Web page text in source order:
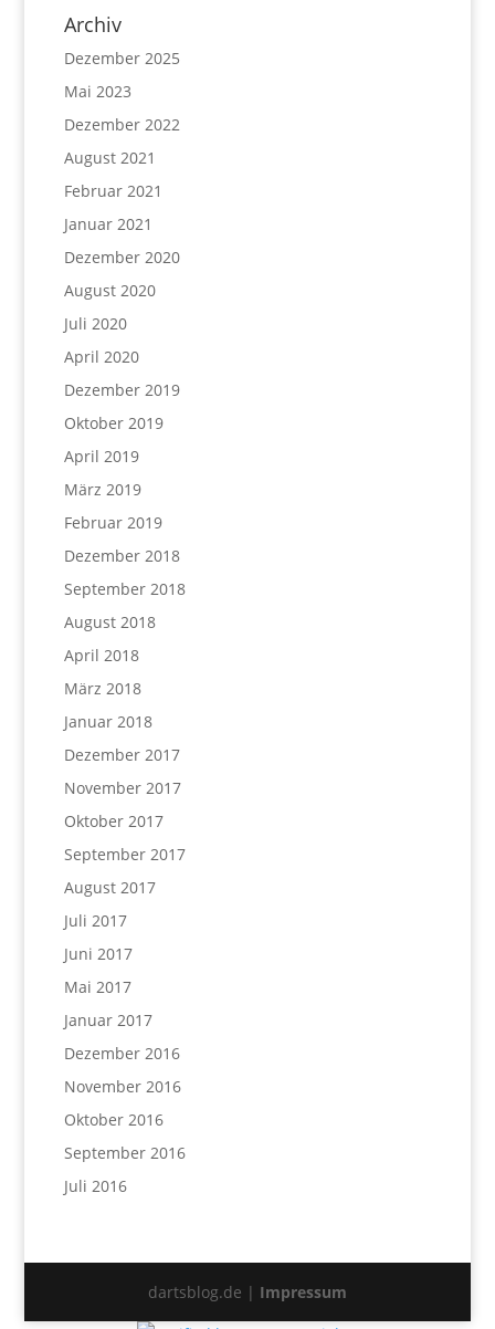
Archiv
Dezember 2025
Mai 2023
Dezember 2022
August 2021
Februar 2021
Januar 2021
Dezember 2020
August 2020
Juli 2020
April 2020
Dezember 2019
Oktober 2019
April 2019
März 2019
Februar 2019
Dezember 2018
September 2018
August 2018
April 2018
März 2018
Januar 2018
Dezember 2017
November 2017
Oktober 2017
September 2017
August 2017
Juli 2017
Juni 2017
Mai 2017
Januar 2017
Dezember 2016
November 2016
Oktober 2016
September 2016
Juli 2016
dartsblog.de | Impressum